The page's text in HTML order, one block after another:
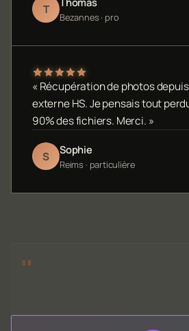
T
Bezannes · pro
« Récupération de photos
externe HS. Je pensais tout
90% des fichiers. Merci. »
S Sophie
Reims · particulière